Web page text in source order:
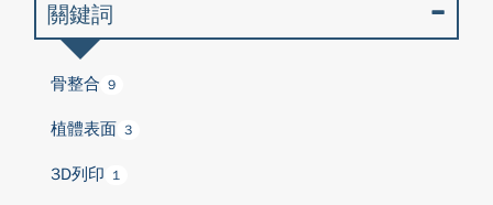
關鍵詞
骨整合 9
植體表面 3
3D列印 1